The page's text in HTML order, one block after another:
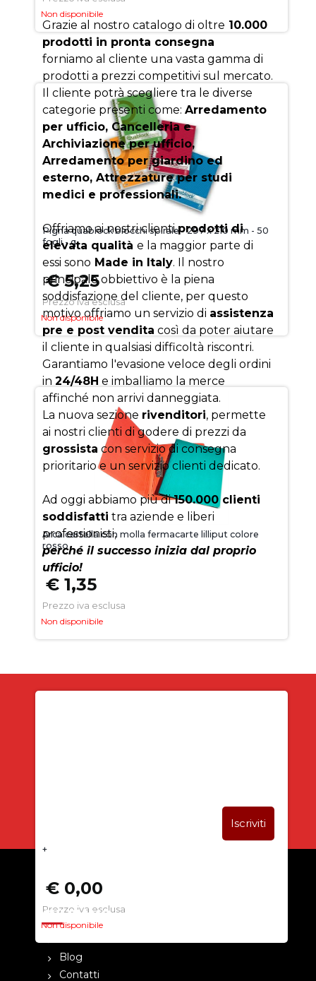
Non disponibile
Pigna quablock blocchi spirale - 297 x 210 mm - 50
fogli - q
€ 5,25
Prezzo iva esclusa
Non disponibile
Arca cartella con molla fermacarte lilliput colore
rosso
€ 1,35
Prezzo iva esclusa
Non disponibile
+
€ 0,00
Prezzo iva esclusa
Non disponibile
Grazie al nostro catalogo di oltre 10.000
prodotti in pronta consegna
forniamo al cliente una vasta gamma di
prodotti a prezzi competitivi sul mercato.
Il cliente potrà scegliere tra le diverse
categorie presenti come: Arredamento
per ufficio, Cancelleria e
Archiviazione per ufficio,
Arredamento per giardino ed
esterno, Attrezzature per studi
medici e professionali.
Offriamo ai nostri clientiprodotti di
elevata qualità e la maggior parte di
essi sono Made in Italy. Il nostro
principale obbiettivo è la piena
soddisfazione del cliente, per questo
motivo offriamo un servizio di assistenza
pre e post vendita così da poter aiutare
il cliente in qualsiasi difficoltà riscontri.
Garantiamo l'evasione veloce degli ordini
in 24/48H e imballiamo la merce
affinché non arrivi danneggiata.
La nuova sezione rivenditori, permette
ai nostri clienti di godere di prezzi da
grossista con servizio di consegna
prioritario e un servizio clienti dedicato.
Ad oggi abbiamo più di150.000 clienti
soddisfatti tra aziende e liberi
professionisti,
perché il successo inizia dal proprio
ufficio!
CHI SIAMO
Blog
Contatti